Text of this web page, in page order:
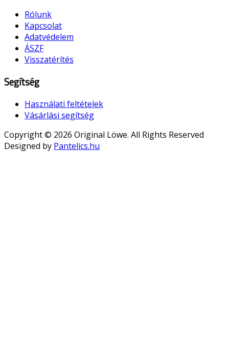
Rólunk
Kapcsolat
Adatvédelem
ÁSZF
Visszatérítés
Segítség
Használati feltételek
Vásárlási segítség
Copyright © 2026 Original Löwe. All Rights Reserved
Designed by Pantelics.hu